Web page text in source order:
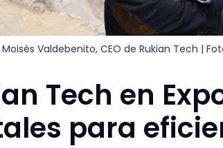
Moisés Valdebenito, CEO de Rukian Tech |
Tech en
para